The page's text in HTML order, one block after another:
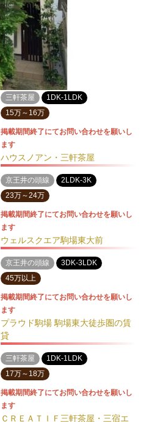
三軒茶屋
1DK-1LDK
15万～16万
掲載期間終了にてお問い合わせを願いし
ます
ハウスノアン・三軒茶屋
京王井の頭線
2LDK-3K
23万～24万
掲載期間終了にてお問い合わせを願いし
ます
ウェルスクエア駒場東大前
京王井の頭線
3DK-3LDK
45万以上
掲載期間終了にてお問い合わせを願いし
ます
プラウド駒場 駒場東大徒歩圏の賃
貸
三軒茶屋
1DK-1LDK
17万～18万
掲載期間終了にてお問い合わせを願いし
ます
ＣＲＥＡＴＩＦ三軒茶屋・三宿エ